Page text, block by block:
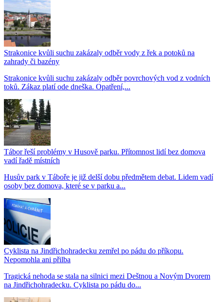
Strakonice kvůli suchu zakázaly odběr vody z řek a potoků na
zahrady či bazény
Strakonice kvůli suchu zakázaly odběr povrchových vod z vodních
toků. Zákaz platí ode dneška. Opatření,...
Tábor řeší problémy v Husově parku. Přítomnost lidí bez domova
vadí řadě místních
Husův park v Táboře je již delší dobu předmětem debat. Lidem vadí
osoby bez domova, které se v parku a...
Cyklista na Jindřichohradecku zemřel po pádu do příkopu.
Nepomohla ani přilba
Tragická nehoda se stala na silnici mezi Deštnou a Novým Dvorem
na Jindřichohradecku. Cyklista po pádu do...